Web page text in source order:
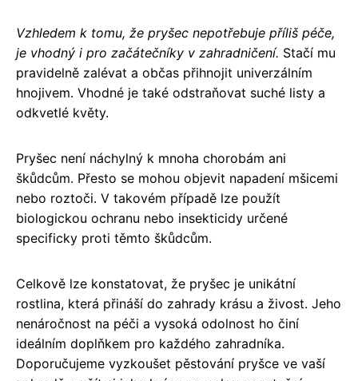
Vzhledem k tomu, že pryšec nepotřebuje příliš péče,
je vhodný i pro začátečníky v zahradničení. Stačí mu
pravidelně zalévat a občas přihnojit univerzálním
hnojivem. Vhodné je také odstraňovat suché listy a
odkvetlé květy.
Pryšec není náchylný k mnoha chorobám ani
škůdcům. Přesto se mohou objevit napadení mšicemi
nebo roztoči. V takovém případě lze použít
biologickou ochranu nebo insekticidy určené
specificky proti těmto škůdcům.
Celkově lze konstatovat, že pryšec je unikátní
rostlina, která přináší do zahrady krásu a živost. Jeho
nenáročnost na péči a vysoká odolnost ho činí
ideálním doplňkem pro každého zahradníka.
Doporučujeme vyzkoušet pěstování pryšce ve vaší